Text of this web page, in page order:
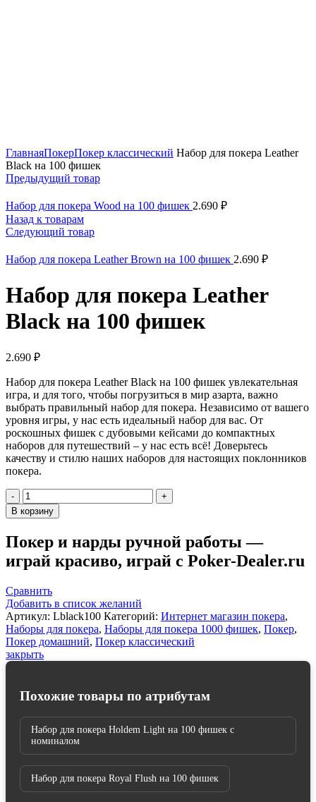
ГлавнаяПокерПокер классический Набор для покера Leather
Black на 100 фишек
Предыдущий товар
Набор для покера Wood на 100 фишек 2.690 ₽
Назад к товарам
Следующий товар
Набор для покера Leather Brown на 100 фишек 2.690 ₽
Набор для покера Leather
Black на 100 фишек
2.690 ₽
Набор для покера Leather Black на 100 фишек увлекательная
игра, и для того, чтобы погрузиться в мир азарта, важно
выбрать правильный набор для покера. Независимо от вашего
уровня игры, у нас есть идеальный набор для вас. От
роскошных фишек с дубовыми кейсами до компактных
наборов для путешествий – у нас есть всё! Доверьтесь
качеству и стилю наших наборов для настоящих поклонников
покера.
Количество
товара
Набор
покера
Leather
Black
100
фишек
В корзину
Покер и нарды ручной работы —
играй красиво, играй с Poker-Dealer.ru
Сравнить
Добавить в список желаний
Артикул: Lblack100 Категорий: Интернет магазин покера,
Наборы для покера, Наборы для покера 1000 фишек, Покер,
Покер домашний, Покер классический
закрыть
Похожие товары по атрибутам
Набор для покера Holdem Light на 100 фишек с
номиналом
Набор для покера Royal Flush на 100 фишек